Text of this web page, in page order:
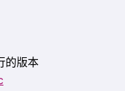
的版本